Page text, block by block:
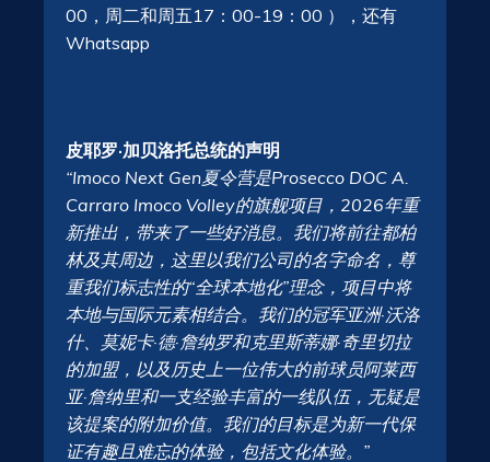
00，周二和周五17：00-19：00 ），还有
Whatsapp
皮耶罗·加贝洛托总统的声明
“Imoco Next Gen夏令营是Prosecco DOC A.
Carraro Imoco Volley的旗舰项目，2026年重
新推出，带来了一些好消息。我们将前往都柏
林及其周边，这里以我们公司的名字命名，尊
重我们标志性的“全球本地化”理念，项目中将
本地与国际元素相结合。我们的冠军亚洲·沃洛
什、莫妮卡·德·詹纳罗和克里斯蒂娜·奇里切拉
的加盟，以及历史上一位伟大的前球员阿莱西
亚·詹纳里和一支经验丰富的一线队伍，无疑是
该提案的附加价值。我们的目标是为新一代保
证有趣且难忘的体验，包括文化体验。”